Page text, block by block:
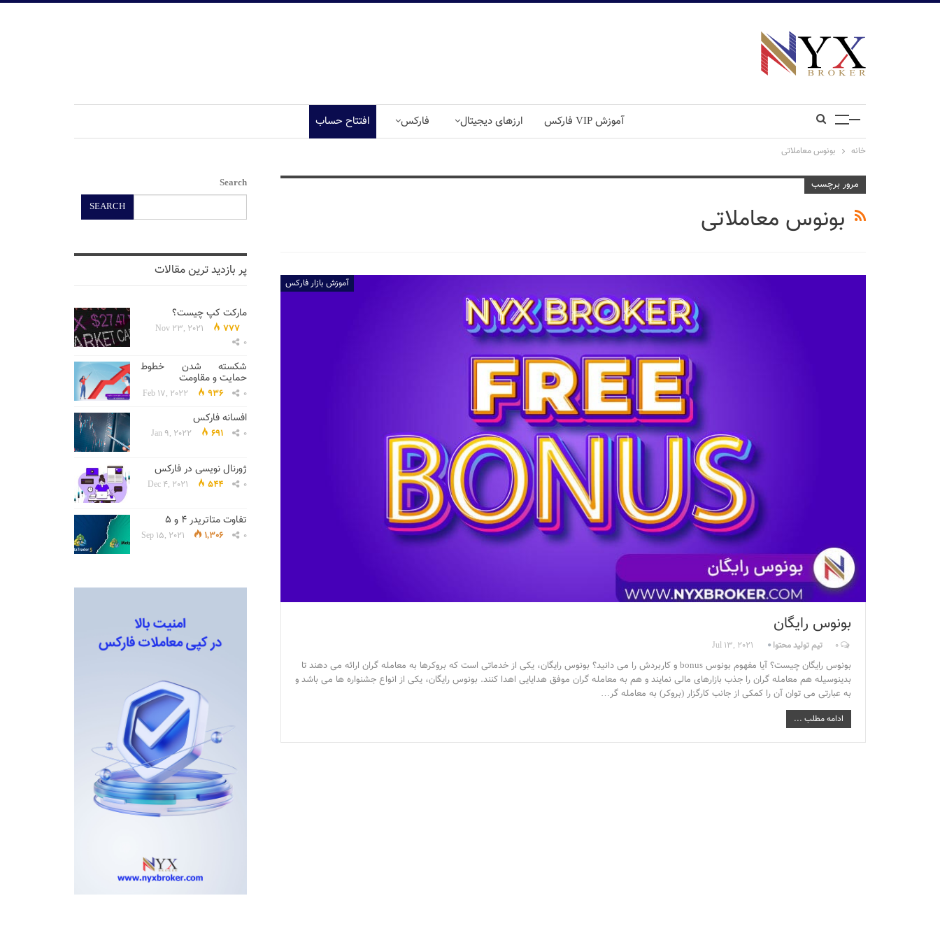
آموزش VIP فارکس ارزهای دیجیتال فارکس افتتاح حساب
خانه بونوس معاملاتی
مرور برچسب
بونوس معاملاتی
آموزش بازار فارکس
بونوس رایگان
تیم تولید محتوا Jul 13, 2021
بونوس رایگان چیست؟ آیا مفهوم بونوس bonus و کاربردش را می دانید؟ بونوس رایگان، یکی از خدماتی است که بروکرها به معامله گران ارائه می دهند تا
بدینوسیله هم معامله گران را جذب بازارهای مالی نمایند و هم به معامله گران موفق هدایایی اهدا کنند. بونوس رایگان، یکی از انواع جشنواره ها می باشد و
به عبارتی می توان آن را کمکی از جانب کارگزار (بروکر) به معامله گر…
ادامه مطلب ...
Search
SEARCH
پر بازدید ترین مقالات
مارکت کپ چیست؟
Nov 23, 2021
777
0
شکسته شدن خطوط
حمایت و مقاومت
Feb 17, 2022 936 0
افسانه فارکس
Jan 9, 2022 691 0
ژورنال نویسی در فارکس
Dec 4, 2021 544 0
تفاوت متاتریدر 4 و 5
Sep 15, 2021 1,306 0